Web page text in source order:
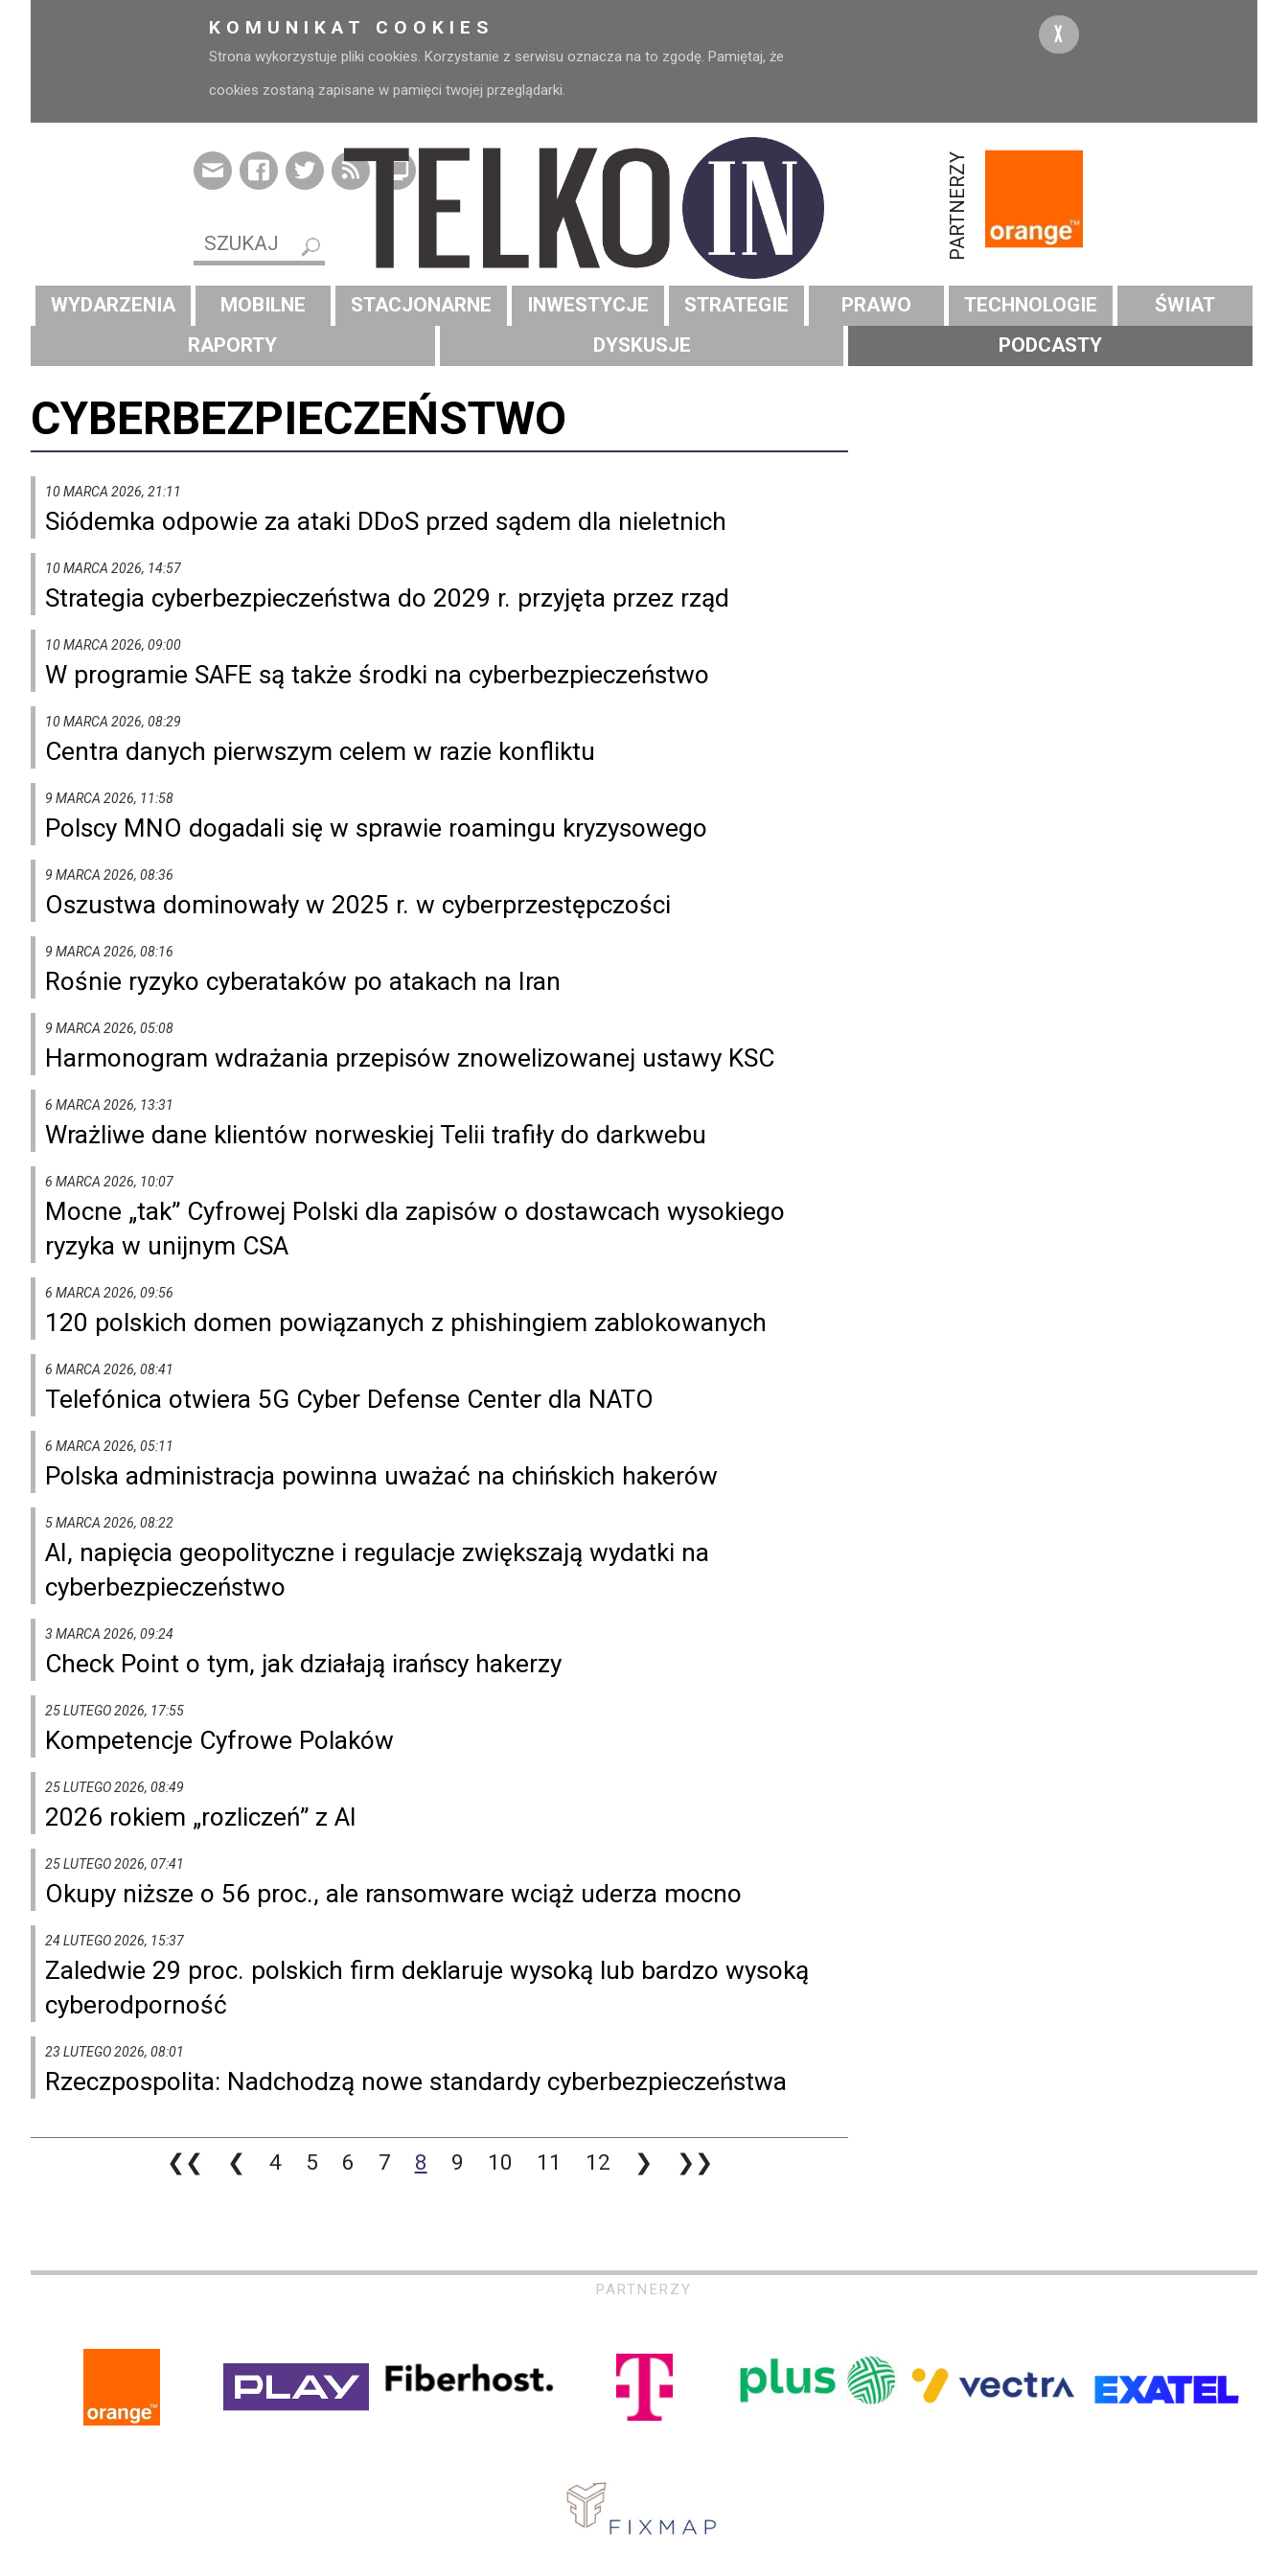
KOMUNIKAT COOKIES
Strona wykorzystuje pliki cookies. Korzystanie z serwisu oznacza na to zgodę. Pamiętaj, że
cookies zostaną zapisane w pamięci twojej przeglądarki.
X
PARTNERZY
WYDARZENIA MOBILNE STACJONARNE INWESTYCJE STRATEGIE PRAWO TECHNOLOGIE
ŚWIAT
RAPORTY
DYSKUSJE PODCASTY
CYBERBEZPIECZEŃSTWO
10 MARCA 2026, 21:11
Siódemka odpowie za ataki DDoS przed sądem dla nieletnich
10 MARCA 2026, 14:57
Strategia cyberbezpieczeństwa do 2029 r. przyjęta przez rząd
10 MARCA 2026, 09:00
W programie SAFE są także środki na cyberbezpieczeństwo
10 MARCA 2026, 08:29
Centra danych pierwszym celem w razie konfliktu
9 MARCA 2026, 11:58
Polscy MNO dogadali się w sprawie roamingu kryzysowego
9 MARCA 2026, 08:36
Oszustwa dominowały w 2025 r. w cyberprzestępczości
9 MARCA 2026, 08:16
Rośnie ryzyko cyberataków po atakach na Iran
9 MARCA 2026, 05:08
Harmonogram wdrażania przepisów znowelizowanej ustawy KSC
6 MARCA 2026, 13:31
Wrażliwe dane klientów norweskiej Telii trafiły do darkwebu
6 MARCA 2026, 10:07
Mocne „tak” Cyfrowej Polski dla zapisów o dostawcach wysokiego
ryzyka w unijnym CSA
6 MARCA 2026, 09:56
120 polskich domen powiązanych z phishingiem zablokowanych
6 MARCA 2026, 08:41
Telefónica otwiera 5G Cyber Defense Center dla NATO
6 MARCA 2026, 05:11
Polska administracja powinna uważać na chińskich hakerów
5 MARCA 2026, 08:22
AI, napięcia geopolityczne i regulacje zwiększają wydatki na
cyberbezpieczeństwo
3 MARCA 2026, 09:24
Check Point o tym, jak działają irańscy hakerzy
25 LUTEGO 2026, 17:55
Kompetencje Cyfrowe Polaków
25 LUTEGO 2026, 08:49
2026 rokiem „rozliczeń” z AI
25 LUTEGO 2026, 07:41
Okupy niższe o 56 proc., ale ransomware wciąż uderza mocno
24 LUTEGO 2026, 15:37
Zaledwie 29 proc. polskich firm deklaruje wysoką lub bardzo wysoką
cyberodporność
23 LUTEGO 2026, 08:01
Rzeczpospolita: Nadchodzą nowe standardy cyberbezpieczeństwa
❮❮ ❮ 4 5 6 7 8 9 10 11 12 ❯ ❯❯
PARTNERZY